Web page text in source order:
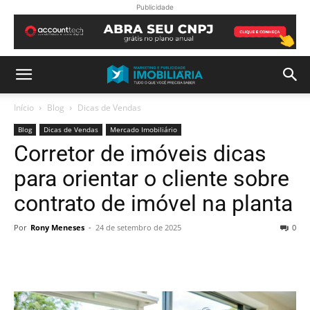
Publicidade
Início Blog Dicas de Vendas
Blog Dicas de Vendas Mercado Imobiliário
Corretor de imóveis dicas
para orientar o cliente sobre
contrato de imóvel na planta
Por Rony Meneses - 24 de setembro de 2025 0